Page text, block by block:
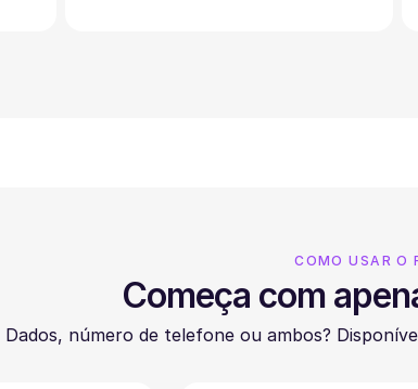
COMO USAR O
Começa com
Dados, número de telefone ou ambos?